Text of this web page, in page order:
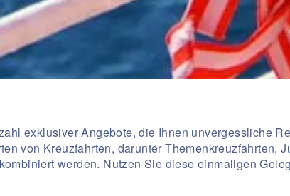
exklusiver Angebote, die Ihnen unvergessliche
von Kreuzfahrten, darunter Themenkreuzfahrten,
werden. Nutzen Sie diese einmaligen